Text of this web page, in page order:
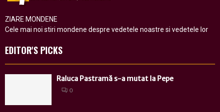
ZIARE MONDENE
Cele mai noi stiri mondene despre vedetele noastre si vedetele lor
EDITOR'S PICKS
Raluca Pastramă s-a mutat la Pepe
0